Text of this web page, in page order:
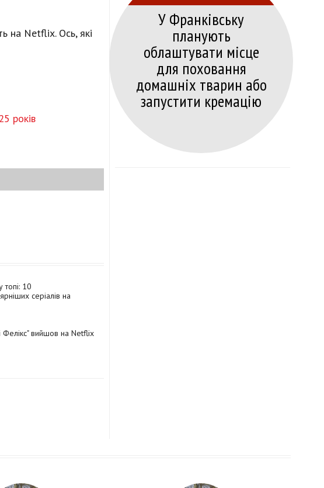
на Netflix. Ось, які
років
топі: 10
серіалів на
Фелікс" вийшов на Netflix
У Франківську
планують
облаштувати місце
для поховання
домашніх тварин або
запустити кремацію